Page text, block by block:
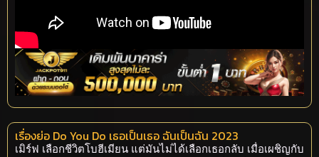
เรื่องย่อ Do You Do เธอเป็นเธอ ฉันเป็นฉัน 2023
เมิร์ฟ เลือกชีวิตโบฮีเมียน แต่มันไม่ได้เลือกเธอกลับ เมื่อเผชิญกับ